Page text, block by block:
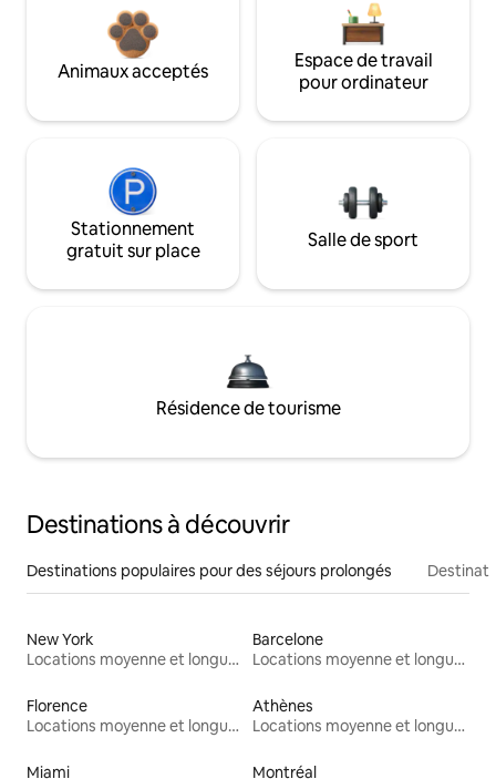
Animaux acceptés
Espace de travail
pour ordinateur
Stationnement
gratuit sur place
Salle de sport
Résidence de tourisme
Destinations à découvrir
Destinations populaires pour des séjours prolongés
New York
Locations moyenne et longue durée
Barcelone
Locations moyenne et longue durée
Florence
Locations moyenne et longue durée
Athènes
Locations moyenne et longue durée
Miami Montréal